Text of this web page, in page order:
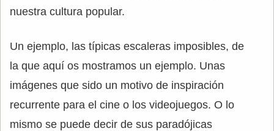
nuestra cultura popular.
Un ejemplo, las típicas escaleras imposibles, de
la que aquí os mostramos un ejemplo. Unas
imágenes que sido un motivo de inspiración
recurrente para el cine o los videojuegos. O lo
mismo se puede decir de sus paradójicas